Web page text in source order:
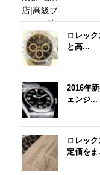
ロレッ
と高...
2016年
ェンジ...
ロレッ
定価を